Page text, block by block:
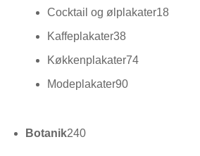
Cocktail og ølplakater1818
Kaffeplakater3838
varer
Køkkenplakater7474
Modeplakater9090
Botanik240240